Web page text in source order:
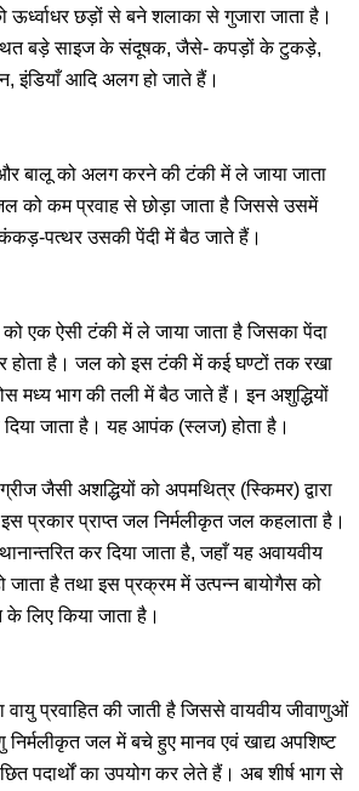
छड़ों से बने शलाका से गुजारा जाता है।
बड़े साइज के संदूषक, जैसे- कपड़ों के टुकड़े,
इंडियाँ आदि अलग हो जाते हैं।
बालू को अलग करने की टंकी में ले जाया जाता
को कम प्रवाह से छोड़ा जाता है जिससे उसमें
पत्थर उसकी पेंदी में बैठ जाते हैं।
को एक ऐसी टंकी में ले जाया जाता है जिसका पेंदा
होता है। जल को इस टंकी में कई घण्टों तक रखा
मध्य भाग की तली में बैठ जाते हैं। इन अशुद्धियों
जाता है। यह आपंक (स्लज) होता है।
जैसी अशद्धियों को अपमथित्र (स्किमर) द्वारा
प्रकार प्राप्त जल निर्मलीकृत जल कहलाता है।
कर दिया जाता है, जहाँ यह अवायवीय
जाता है तथा इस प्रक्रम में उत्पन्न बायोगैस को
के लिए किया जाता है।
वायु प्रवाहित की जाती है जिससे वायवीय जीवाणुओं
निर्मलीकृत जल में बचे हुए मानव एवं खाद्य अपशिष्ट
पदार्थों का उपयोग कर लेते हैं। अब शीर्ष भाग से